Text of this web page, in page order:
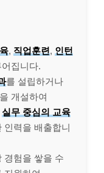
, 직업훈련, 인턴
집니다.
를 설립하거나
개설하여
실무 중심의 교육
인력을 배출합니
경험을 쌓을 수